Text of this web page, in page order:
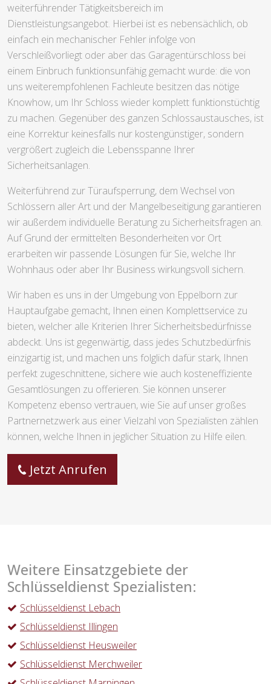
weiterführender Tätigkeitsbereich im
Dienstleistungsangebot. Hierbei ist es nebensächlich, ob
einfach ein mechanischer Fehler infolge von
Verschleißvorliegt oder aber das Garagentürschloss bei
einem Einbruch funktionsunfähig gemacht wurde: die von
uns weiterempfohlenen Fachleute besitzen das nötige
Knowhow, um Ihr Schloss wieder komplett funktionstüchtig
zu machen. Gegenüber des ganzen Schlossaustausches, ist
eine Korrektur keinesfalls nur kostengünstiger, sondern
vergrößert zugleich die Lebensspanne Ihrer
Sicherheitsanlagen.
Weiterführend zur Türaufsperrung, dem Wechsel von
Schlössern aller Art und der Mangelbeseitigung garantieren
wir außerdem individuelle Beratung zu Sicherheitsfragen an.
Auf Grund der ermittelten Besonderheiten vor Ort
erarbeiten wir passende Lösungen für Sie, welche Ihr
Wohnhaus oder aber Ihr Business wirkungsvoll sichern.
Wir haben es uns in der Umgebung von Eppelborn zur
Hauptaufgabe gemacht, Ihnen einen Komplettservice zu
bieten, welcher alle Kriterien Ihrer Sicherheitsbedürfnisse
abdeckt. Uns ist gegenwärtig, dass jedes Schutzbedürfnis
einzigartig ist, und machen uns folglich dafür stark, Ihnen
perfekt zugeschnittene, sichere wie auch kosteneffiziente
Gesamtlösungen zu offerieren. Sie können unserer
Kompetenz ebenso vertrauen, wie Sie auf unser großes
Partnernetzwerk aus einer Vielzahl von Spezialisten zählen
können, welche Ihnen in jeglicher Situation zu Hilfe eilen.
Jetzt Anrufen
Weitere Einsatzgebiete der
Schlüsseldienst Spezialisten:
Schlüsseldienst Lebach
Schlüsseldienst Illingen
Schlüsseldienst Heusweiler
Schlüsseldienst Merchweiler